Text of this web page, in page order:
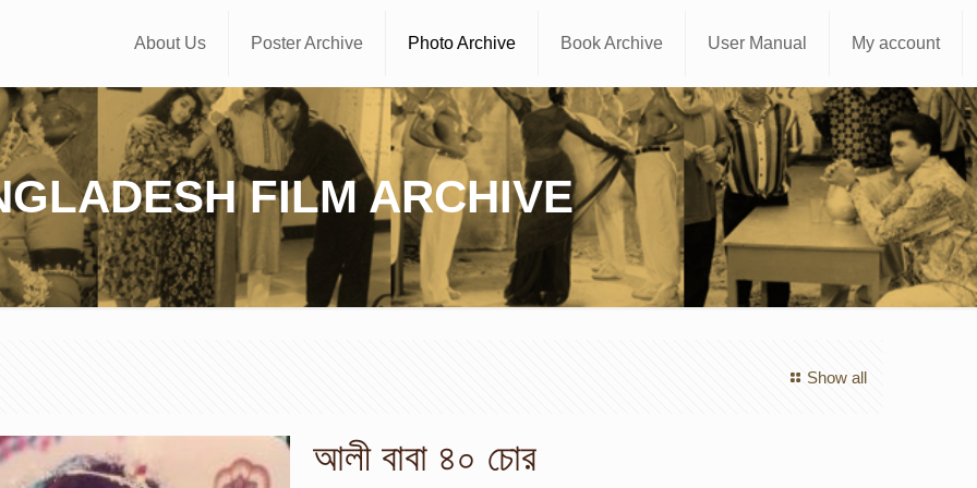
About Us Poster Archive Photo Archive Book Archive User Manual My account
FILM ARCHIVE
Show all
আলী বাবা ৪০ চোর